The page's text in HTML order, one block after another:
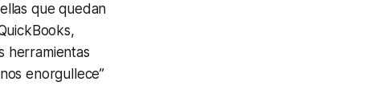
que quedan
herramientas
enorgullece”